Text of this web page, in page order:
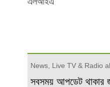
News, Live TV & Radio
সবসময় আপডেট